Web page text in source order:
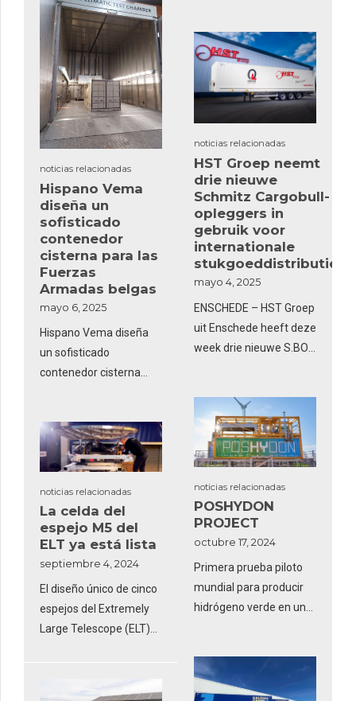
noticias relacionadas
Hispano Vema
diseña un
sofisticado
contenedor
cisterna para las
Fuerzas
Armadas belgas
mayo 6, 2025
Hispano Vema diseña
un sofisticado
contenedor cisterna
noticias relacionadas
HST Groep neemt
drie nieuwe
Schmitz Cargobull-
opleggers in
gebruik voor
internationale
stukgoeddistributie
mayo 4, 2025
ENSCHEDE – HST Groep
uit Enschede heeft deze
week drie nieuwe S.BO
trailerfabrikant Schmitz
Cargobull. De robuuste
opleggers zijn uitgerust
met een stalen
bakopbouw die
optimale bescherming
biedt voor goederen in
het internationale
stukgoedvervoer.
Fuente:
https://www.transport-
noticias relacionadas
POSHYDON
PROJECT
octubre 17, 2024
Primera prueba piloto
mundial para producir
hidrógeno verde en una
noticias relacionadas
La celda del
espejo M5 del
ELT ya está lista
septiembre 4, 2024
El diseño único de cinco
espejos del Extremely
Large Telescope (ELT)